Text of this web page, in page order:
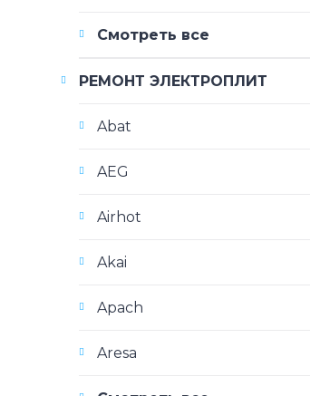
Смотреть все
РЕМОНТ ЭЛЕКТРОПЛИТ
Abat
AEG
Airhot
Akai
Apach
Aresa